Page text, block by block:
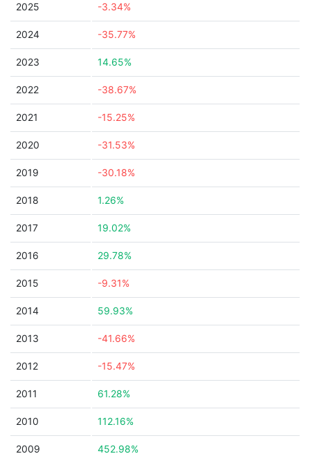
2025 -3.34%
2024 -35.77%
2023 14.65%
2022 -38.67%
2021 -15.25%
2020 -31.53%
2019 -30.18%
2018 1.26%
2017 19.02%
2016 29.78%
2015 -9.31%
2014 59.93%
2013 -41.66%
2012 -15.47%
2011 61.28%
2010 112.16%
2009 452.98%